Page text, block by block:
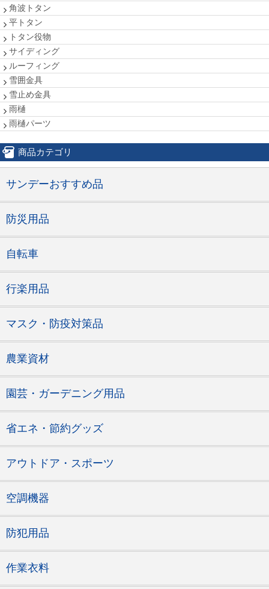
角波トタン
平トタン
トタン役物
サイディング
ルーフィング
雪囲金具
雪止め金具
雨樋
雨樋パーツ
商品カテゴリ
サンデーおすすめ品
防災用品
自転車
行楽用品
マスク・防疫対策品
農業資材
園芸・ガーデニング用品
省エネ・節約グッズ
アウトドア・スポーツ
空調機器
防犯用品
作業衣料